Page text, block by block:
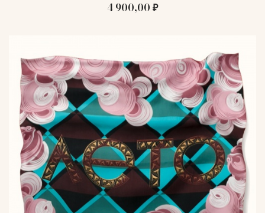
4 900,00 ₽